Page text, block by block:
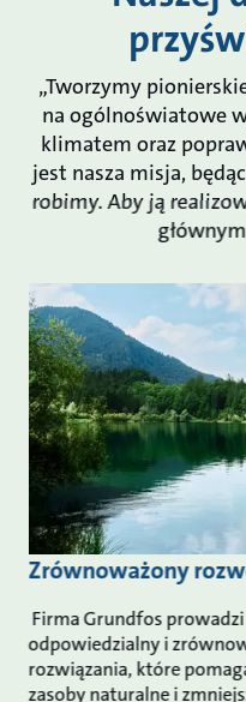
„Tworzymy
na ogólnoświatowe
klimatem oraz
jest nasza misja,
robimy. Aby ją
Zrównoważony
Firma Grundfos
odpowiedzialny i
rozwiązania, które
zasoby naturalne i